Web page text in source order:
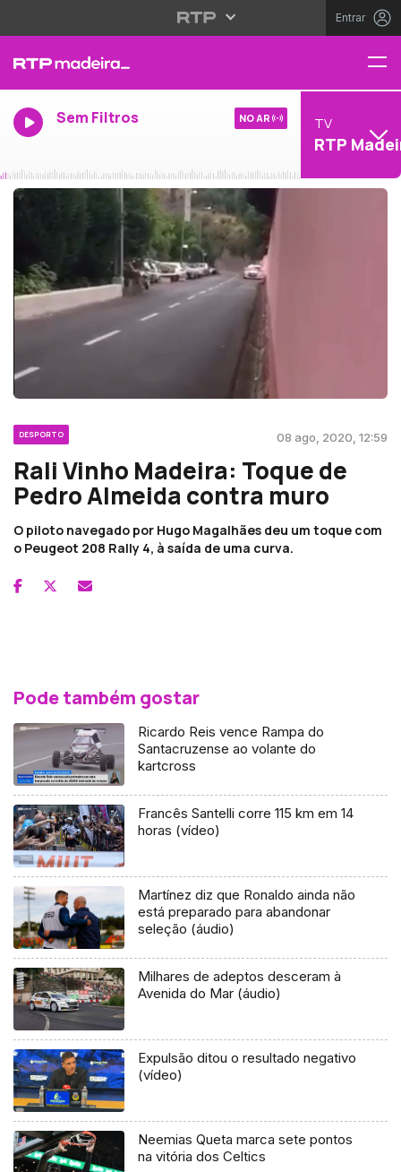
Entrar
Sem Filtros NO AR TV
RTP
DESPORTO 08 ago, 2020, 12:59
Rali Vinho Madeira: Toque de
Pedro Almeida contra muro
O piloto navegado por Hugo Magalhães deu um toque com
o Peugeot 208 Rally 4, à saída de uma curva.
Pode também gostar
Ricardo Reis vence Rampa do
Santacruzense ao volante do
kartcross
Francês Santelli corre 115 km em 14
horas (vídeo)
Martínez diz que Ronaldo ainda não
está preparado para abandonar
seleção (áudio)
Milhares de adeptos desceram à
Avenida do Mar (áudio)
Expulsão ditou o resultado negativo
(vídeo)
Neemias Queta marca sete pontos
na vitória dos Celtics